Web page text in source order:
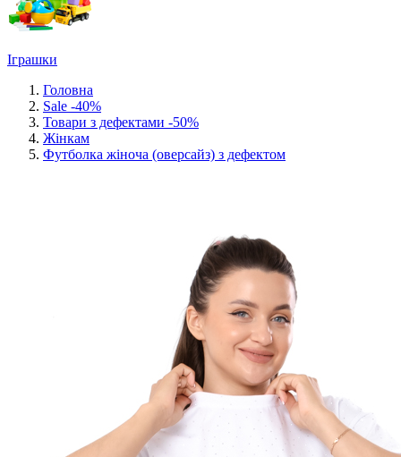
Іграшки
Головна
Sale -40%
Товари з дефектами -50%
Жінкам
Футболка жіноча (оверсайз) з дефектом